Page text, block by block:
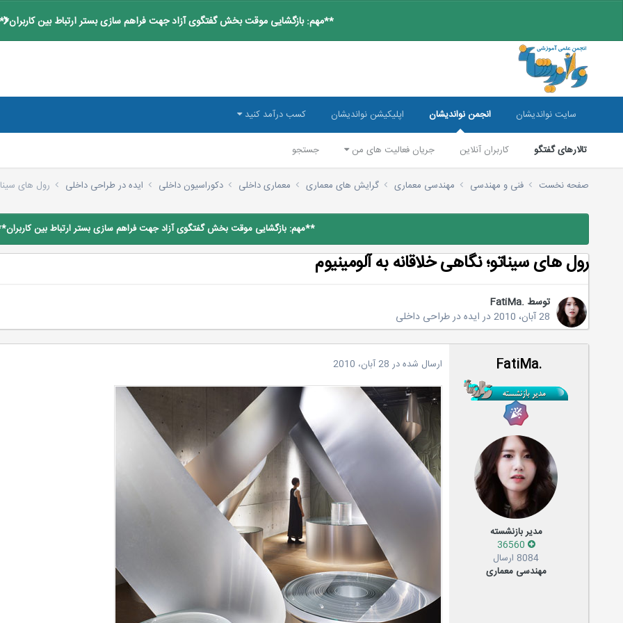
**مهم: بازگشایی موقت بخش گفتگوی آزاد جهت فراهم سازی بستر ارتباط بین کاربران**
سایت نواندیشان انجمن نواندیشان
تالارهای گفتگو کاربران آنلاین جریان فعالیت های من جستجو
اپلیکیشن نواندیشان کسب درآمد کنید
صفحه نخست فنی و مهندسی مهندسی معماری گرایش های معماری معماری داخلی دکوراسیون داخلی ایده در طراحی داخلی رول های
**مهم: بازگشایی موقت بخش گفتگوی آزاد جهت فراهم سازی بستر ارتباط بین
رول های سیناتو؛ نگاهی خلاقانه به آلومینیوم
توسط .FatiMa
28 آبان، 2010
درایده در طراحی داخلی
.FatiMa
مدیر بازنشسته
8084 ارسال
مهندسی معماری
ارسال شده در 28 آبان، 2010